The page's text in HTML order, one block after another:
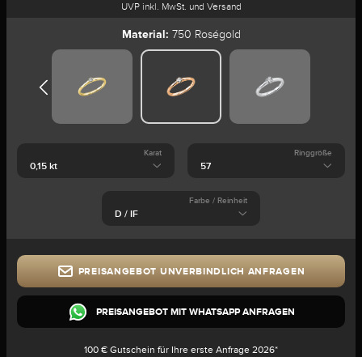
UVP inkl. MwSt. und Versand
Material: 750 Roségold
Karat Ringgröße
Farbe / Reinheit
PREISANGEBOT UNVERBINDLICH ANFRAGEN
PREISANGEBOT MIT WHATSAPP ANFRAGEN
100 € Gutschein für Ihre erste Anfrage 2026*